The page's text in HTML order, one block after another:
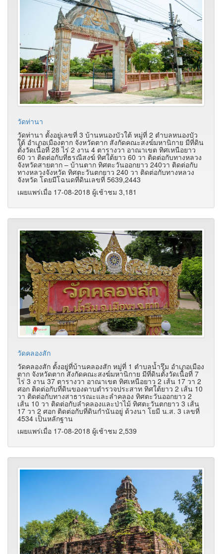
วัดท่านา
วัดท่านา ตั้งอยู่เลขที่ 3 บ้านหนองบัวใต้ หมู่ที่ 2 ตำบลหนองบัว
ใต้ อำเภอเมืองตาก จังหวัดตาก สังกัดคณะสงฆ์มหานิกาย มีที่ดิน
ตั้งวัดเนื้อที่ 28 ไร่ 2 งาน 4 ตารางวา อาณาเขต ทิศเหนือยาว
60 วา ติดต่อกับที่ธรณีสงฆ์ ทิศใต้ยาว 60 วา ติดต่อกับทางหลวง
จังหวัดสายตาก – บ้านตาก ทิศตะวันออกยาว 240วา ติดต่อกับ
ทางหลวงจังหวัด ทิศตะวันตกยาว 240 วา ติดต่อกับทางหลวง
จังหวัด โดยมีโฉนดที่ดินเลขที่ 5639,2443
เผยแพร่เมื่อ 17-08-2018 ผู้เช้าชม 3,181
วัดคลองสัก
วัดคลองสัก ตั้งอยู่ที่บ้านคลองสัก หมู่ที่ 1 ตำบลน้ำรึม อำเภอเมือง
ตาก จังหวัดตาก สังกัดคณะสงฆ์มหานิกาย มีที่ดินตั้งวัดเนื้อที่ 7
ไร่ 3 งาน 37 ตารางวา อาณาเขต ทิศเหนือยาว 2 เส้น 17 วา 2
ศอก ติดต่อกับที่ดินของดาบตำรวจประสาท ทิศใต้ยาว 2 เส้น 10
วา ติดต่อกับทางสาธารณะและลำคลอง ทิศตะวันออกยาว 2
เส้น 10 วา ติดต่อกับลำคลองและป่าไม้ ทิศตะวันตกยาว 3 เส้น
17 วา 2 ศอก ติดต่อกับที่ดินกำนันอยู่ ด้วงนา โยมี น.ส. 3 เลขที่
4534 เป็นหลักฐาน
เผยแพร่เมื่อ 17-08-2018 ผู้เช้าชม 2,539